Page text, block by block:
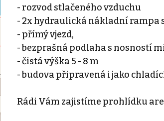
- rozvod stlačeného vzduchu
- 2x hydraulická nákladní rampa
- přímý vjezd,
- bezprašná podlaha s nosností
- čistá výška 5 - 8 m
- budova připravená i jako
Rádi Vám zajistíme prohlídku